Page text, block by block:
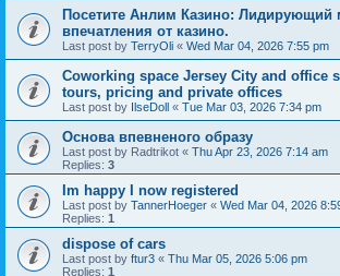
Посетите Анлим Казино: Лидирующий
впечатления от казино.
Last post by TerryOli « Wed Mar 04, 2026 7:55 pm
Coworking space Jersey City and office
tours, pricing and private offices
Last post by IlseDoll « Tue Mar 03, 2026 7:34 pm
Основа впевненого образу
Last post by Radtrikot « Thu Apr 23, 2026 7:14 am
Replies: 3
Im happy I now registered
Last post by TannerHoeger « Wed Mar 04, 2026
Replies: 1
dispose of cars
Last post by ftur3 « Thu Mar 05, 2026 5:06 pm
Replies: 1